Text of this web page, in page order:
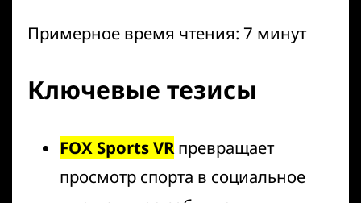
Примерное время чтения: 7 минут
Ключевые тезисы
FOX Sports VR превращает
просмотр спорта в социальное